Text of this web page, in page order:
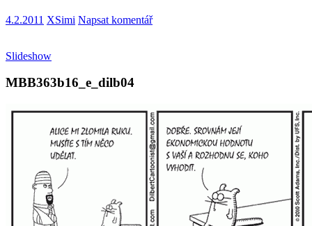
4.2.2011 XSimi Napsat komentář
Slideshow
MBB363b16_e_dilb04